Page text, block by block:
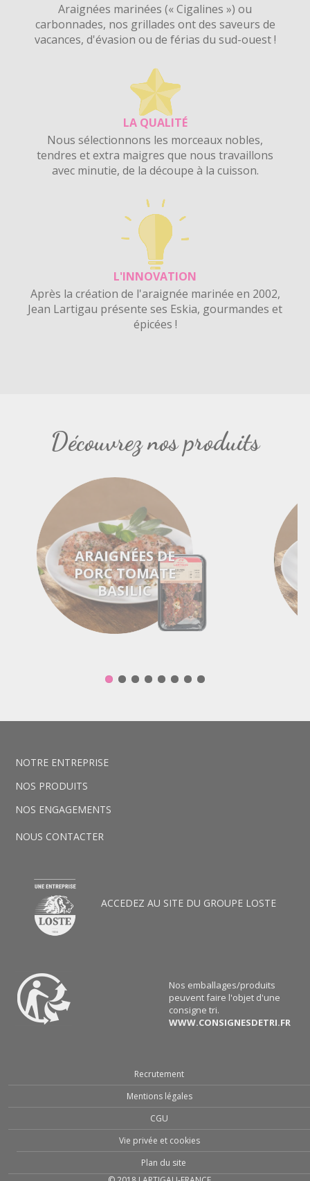
Araignées marinées (« Cigalines ») ou
carbonnades, nos grillades ont des saveurs de
vacances, d'évasion ou de férias du sud-ouest !
LA QUALITÉ
Nous sélectionnons les morceaux nobles,
tendres et extra maigres que nous travaillons
avec minutie, de la découpe à la cuisson.
L'INNOVATION
Après la création de l'araignée marinée en 2002,
Jean Lartigau présente ses Eskia, gourmandes et
épicées !
Découvrez nos produits
ARAIGNÉES DE
PORC TOMATE
BASILIC
Nos emballages/produits
peuvent faire l'objet d'une
consigne tri.
WWW.CONSIGNESDETRI.FR
NOTRE ENTREPRISE
NOS PRODUITS
NOS ENGAGEMENTS
NOUS CONTACTER
ACCEDEZ AU SITE DU GROUPE LOSTE
Recrutement
Mentions légales
CGU
Vie privée et cookies
Plan du site